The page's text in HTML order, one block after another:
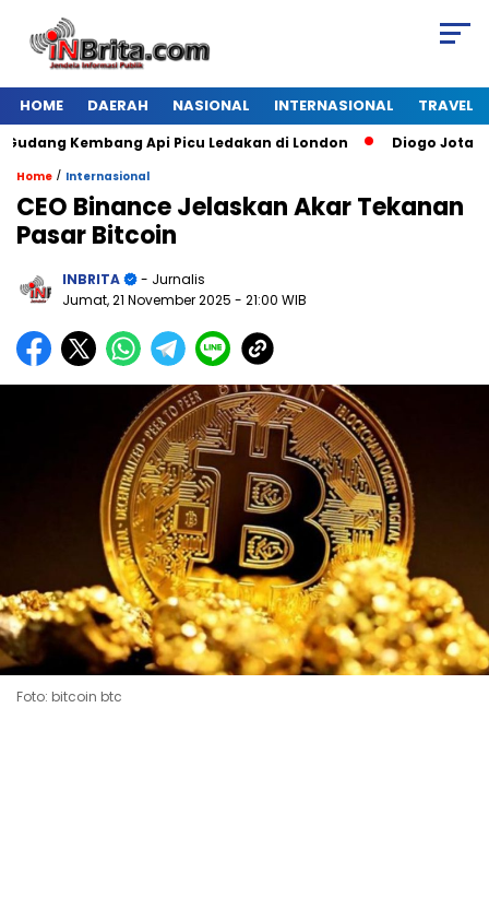
HOME DAERAH NASIONAL INTERNASIONAL TRAVEL
Kembang Api Picu Ledakan di London Diogo Jota Dies
Home / Internasional
CEO Binance Jelaskan Akar Tekanan
Pasar Bitcoin
INBRITA
- Jurnalis
Jumat, 21 November 2025 - 21:00 WIB
Foto: bitcoin btc